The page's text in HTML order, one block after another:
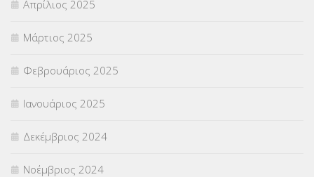
Απρίλιος 2025
Μάρτιος 2025
Φεβρουάριος 2025
Ιανουάριος 2025
Δεκέμβριος 2024
Νοέμβριος 2024